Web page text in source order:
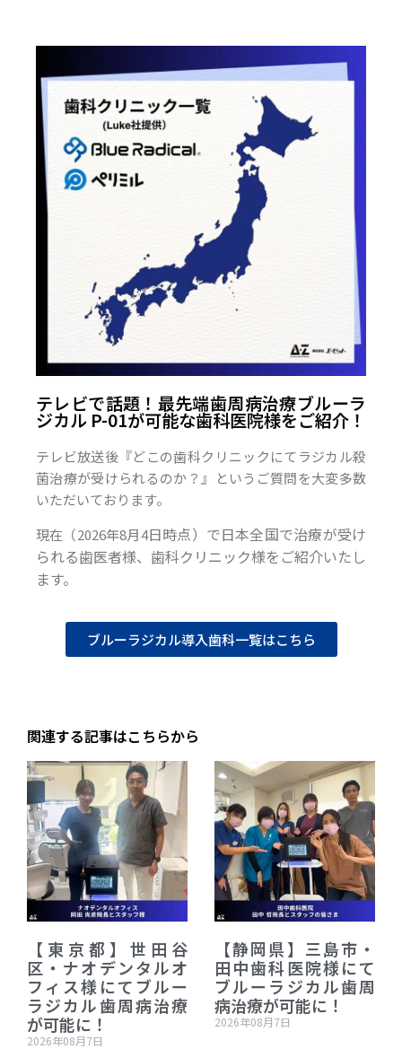
テレビで話題！最先端歯周病治療ブルーラ
ジカル P-01が可能な歯科医院様をご紹介！
テレビ放送後『どこの歯科クリニックにてラジカル殺
菌治療が受けられるのか？』というご質問を大変多数
いただいております。
現在（2026年8月4日時点）で日本全国で治療が受け
られる歯医者様、歯科クリニック様をご紹介いたし
ます。
ブルーラジカル導入歯科一覧はこちら
関連する記事はこちらから
【東京都】世田谷
区・ナオデンタルオ
フィス様にてブルー
ラジカル歯周病治療
が可能に！
2026年08月7日
【静岡県】三島市・
田中歯科医院様にて
ブルーラジカル歯周
病治療が可能に！
2026年08月7日